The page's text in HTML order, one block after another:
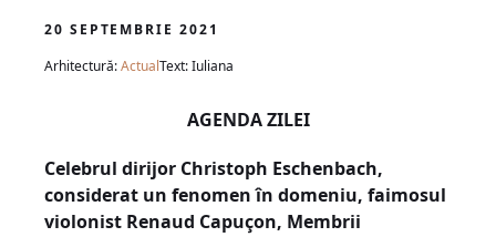
20 SEPTEMBRIE 2021
Arhitectură:ActualText: Iuliana
AGENDA ZILEI
Celebrul dirijor Christoph Eschenbach,
considerat un fenomen în domeniu, faimosul
violonist Renaud Capuçon, Membrii